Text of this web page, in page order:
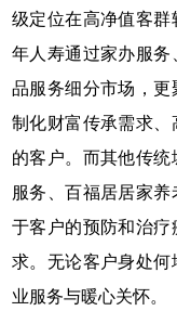
级定位在高净值客
年人寿通过家办服
品服务细分市场，
制化财富传承需求
的客户。而其他传
服务、百福居居家
于客户的预防和治
求。无论客户身处
业服务与暖心关怀。